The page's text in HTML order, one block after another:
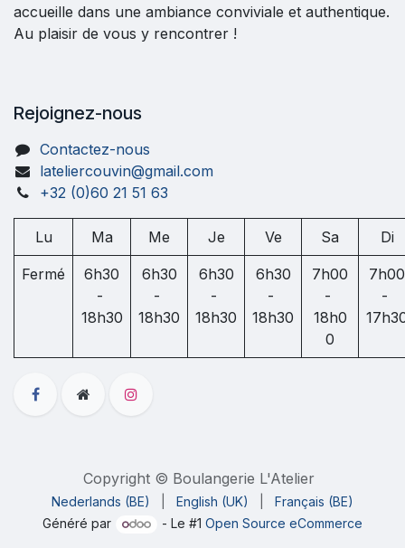
accueille dans une ambiance conviviale et authentique.
Au plaisir de vous y rencontrer !
Rejoignez-nous
Contactez-nous
lateliercouvin@gmail.com
+32 (0)60 21 51 63
Lu Ma Me Je Ve Sa Di
Fermé
6h30
-
18h30
6h30
-
18h30
6h30
-
18h30
6h30
-
18h30
7h00
-
18h0
0
7h00
-
Copyright © Boulangerie L'Atelier
Nederlands (BE) English (UK)
Français (BE)
Généré par
- Le #1Open Source eCommerce